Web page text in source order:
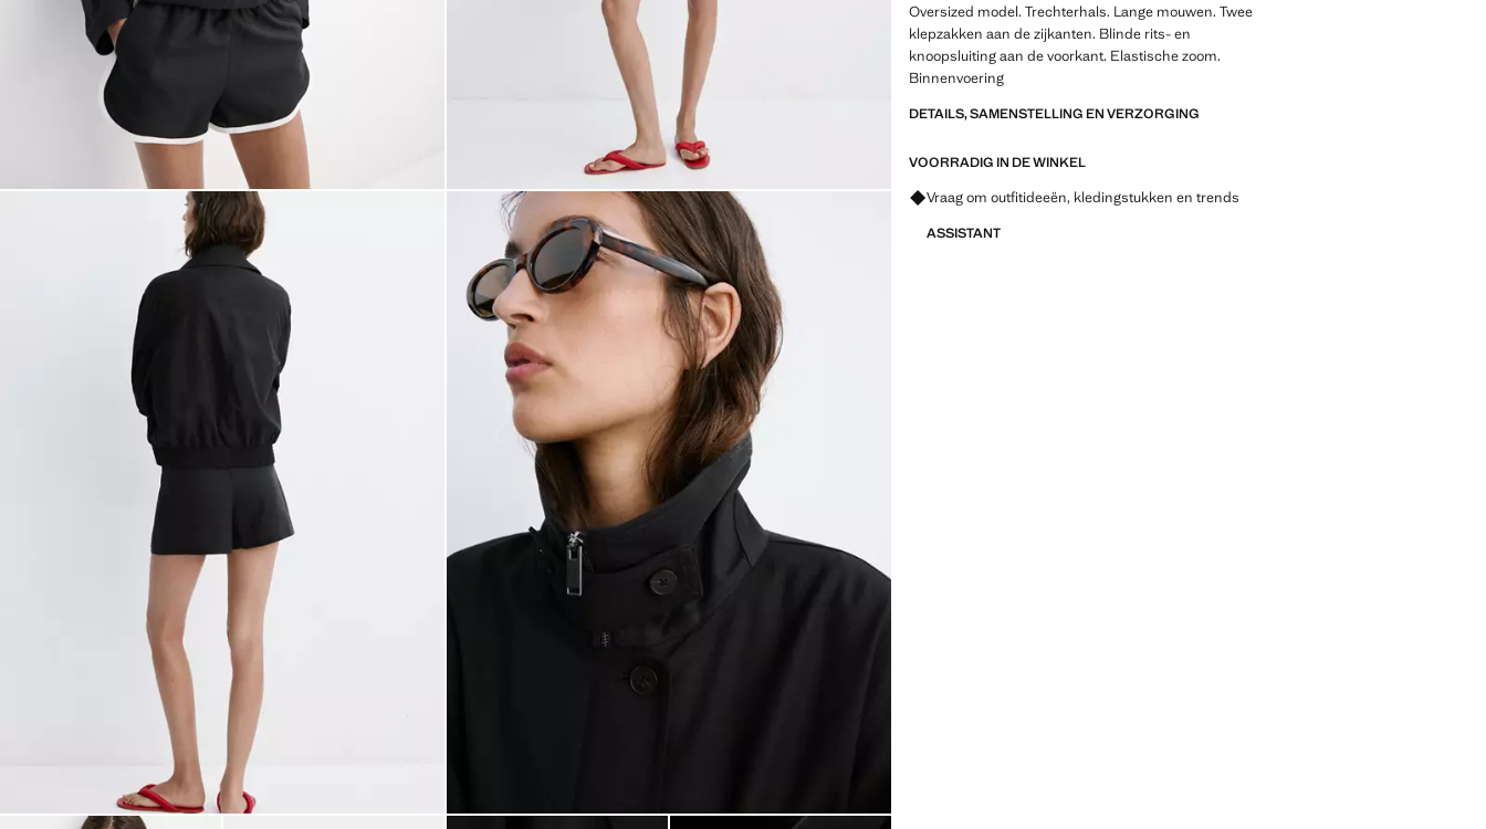
Oversized model. Trechterhals. Lange mouwen. Twee
klepzakken aan de zijkanten. Blinde rits- en
knoopsluiting aan de voorkant. Elastische zoom.
Binnenvoering
DETAILS, SAMENSTELLING EN VERZORGING
VOORRADIG IN DE WINKEL
Vraag om outfitideeën, kledingstukken en trends
ASSISTANT